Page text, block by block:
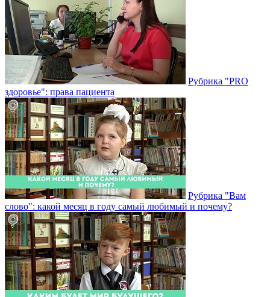
Рубрика "PRO
здоровье": права пациента
Рубрика "Вам
слово": какой месяц в году самый любимый и почему?